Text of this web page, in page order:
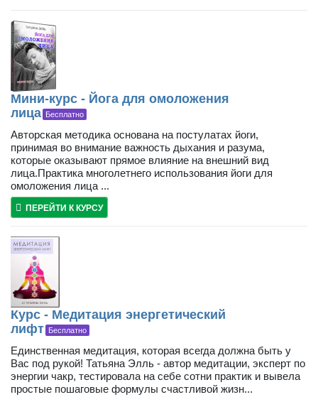
Мини-курс - Йога для омоложения
лица Бесплатно
Авторская методика основана на постулатах йоги,
принимая во внимание важность дыхания и разума,
которые оказывают прямое влияние на внешний вид
лица.Практика многолетнего использования йоги для
омоложения лица ...
ПЕРЕЙТИ К КУРСУ
Курс - Медитация энергетический
лифт Бесплатно
Единственная медитация, которая всегда должна быть у
Вас под рукой! Татьяна Элль - автор медитации, эксперт по
энергии чакр, тестировала на себе сотни практик и вывела
простые пошаговые формулы счастливой жизн...